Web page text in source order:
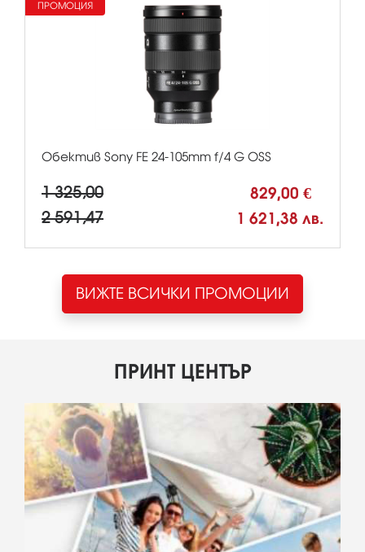
Обектив Sony FE 24-105mm f/4 G OSS
1 325,00 829,00 €
2 591,47 1 621,38 лв.
ПРОМОЦИЯ
ВИЖТЕ ВСИЧКИ ПРОМОЦИИ
ПРИНТ ЦЕНТЪР